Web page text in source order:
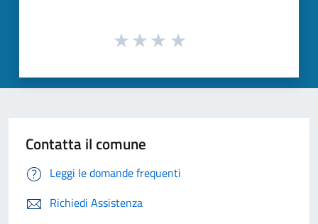
Contatta il comune
Leggi le domande frequenti
Richiedi Assistenza